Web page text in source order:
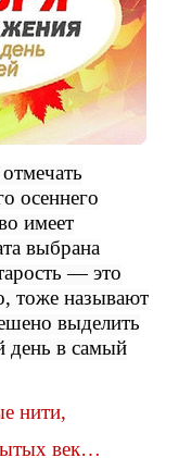
осеннего
имеет
выбрана
— это
тоже называют
выделить
день в самый
нити,
век…